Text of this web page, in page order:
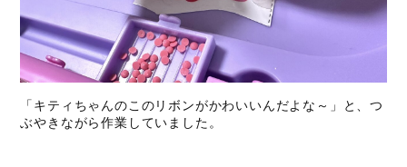
「キティちゃんのこのリボンがかわいいんだよな～」と、つ
ぶやきながら作業していました。